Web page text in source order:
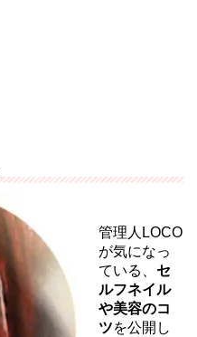
管理人LOCO
が気になっ
ている、 セ
ルフネイル
や美容のコ
ツを公開し